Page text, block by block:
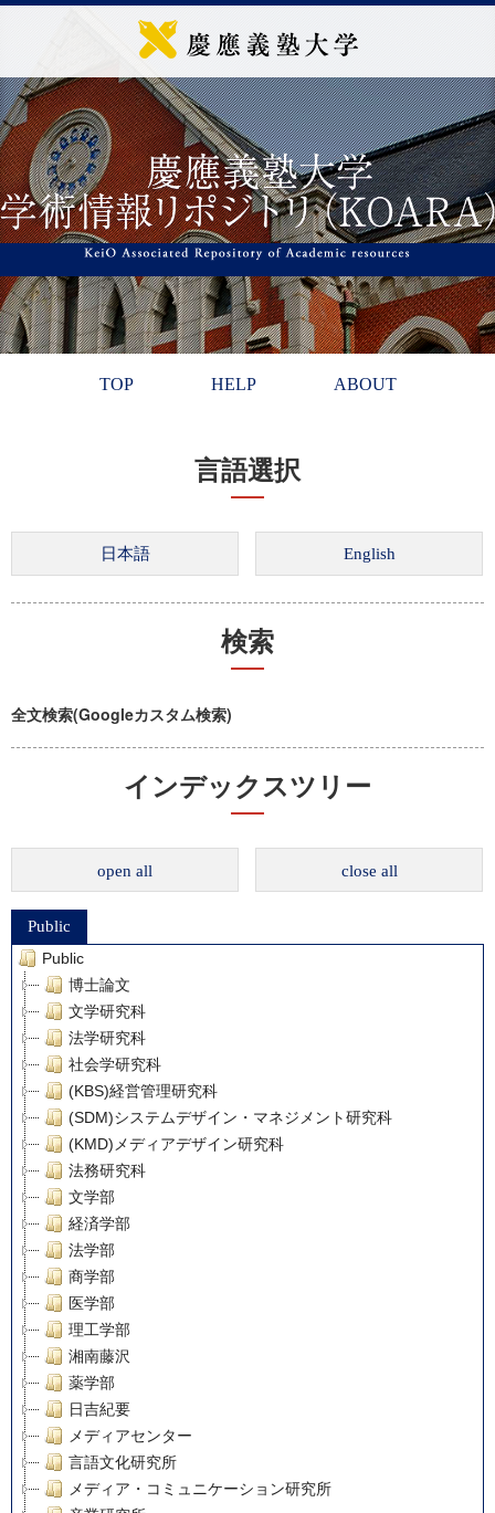
TOP HELP ABOUT
言語選択
検索
全文検索(Googleカスタム検索)
インデックスツリー
open all close all
Public
Public
博士論文
文学研究科
法学研究科
社会学研究科
(KBS)経営管理研究科
(SDM)システムデザイン・マネジメント研究科
(KMD)メディアデザイン研究科
法務研究科
文学部
経済学部
法学部
商学部
医学部
理工学部
湘南藤沢
薬学部
日吉紀要
メディアセンター
言語文化研究所
メディア・コミュニケーション研究所